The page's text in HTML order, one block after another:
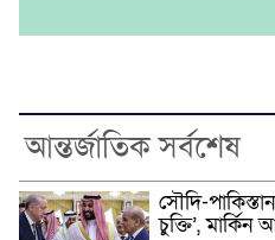
আন্তর্জাতিক সর্বশেষ
সৌদি-
চুক্তি’,